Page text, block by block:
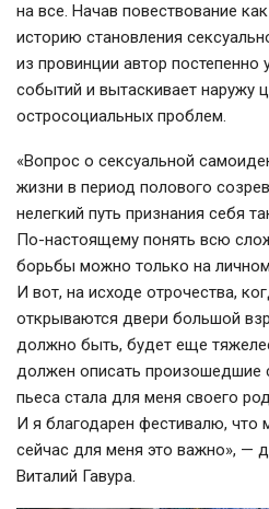
на все. Начав повествование
историю становления
из провинции автор постепенно
событий и вытаскивает наружу
остросоциальных проблем.
«Вопрос о сексуальной
жизни в период полового
нелегкий путь признания себя
По-настоящему понять всю
борьбы можно только на
И вот, на исходе отрочества,
открываются двери большой
должно быть, будет еще
должен описать произошедшие
пьеса стала для меня своего
И я благодарен фестивалю, что
сейчас для меня это важно», —
Виталий Гавура.